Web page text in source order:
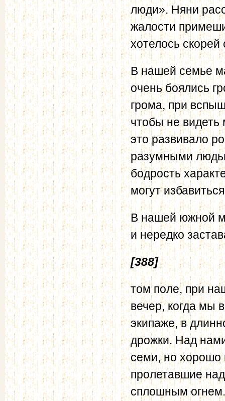
люди». Няни
жалости
хотелось скорей
В нашей семье
очень боялись
грома, при
чтобы не
это развивало
разумными
бодрость
могут
В нашей южной
и нередко
[388]
том поле, при
вечер, когда мы
экипаже, в
дрожки. Над
семи, но хорошо
пролетавшие
сплошным